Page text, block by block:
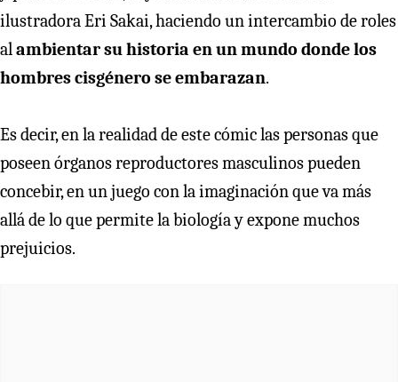
ilustradora Eri Sakai, haciendo un intercambio de roles
alambientar su historia en un mundo donde los
hombres cisgénero se embarazan.
Es decir, en la realidad de este cómic las personas que
poseen órganos reproductores masculinos pueden
concebir, en un juego con la imaginación que va más
allá de lo que permite la biología y expone muchos
prejuicios.